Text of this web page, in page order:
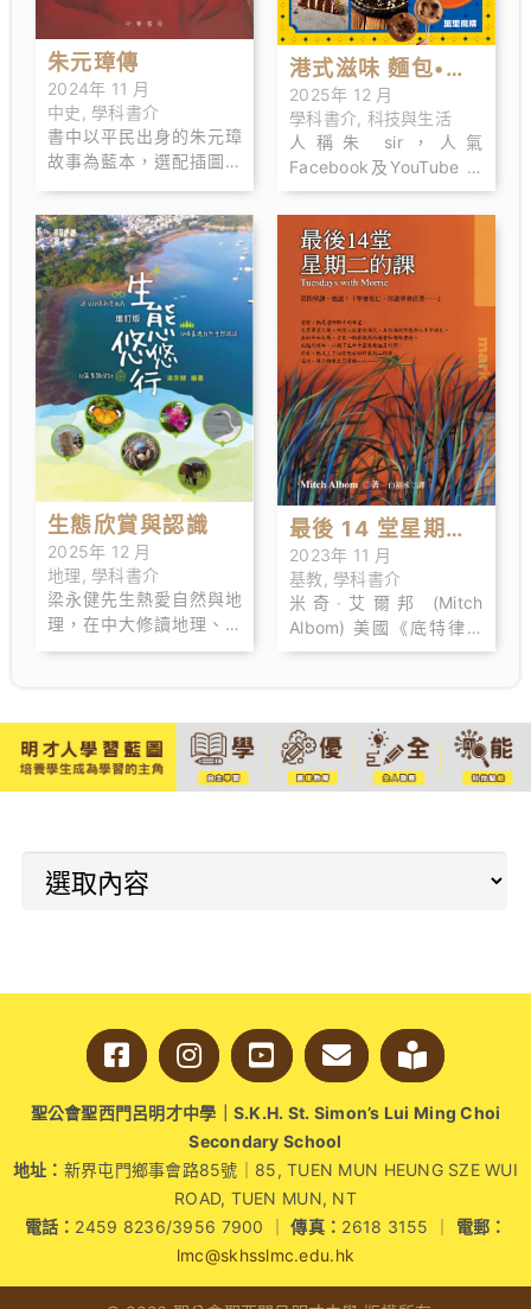
朱元璋傳
2024年 11 月
中史, 學科書介
書中以平民出身的朱元璋
故事為藍本，選配插圖，
重新出版。當年的吳晗，
思想自 由，文思活潑，在
他筆下，一個歷經磨難的
小乞丐和勇毅果決的紅軍
統帥，它是關於了 解明初
歷史和明太祖朱元璋的經
典之作。
港式滋味 麵包•西
餅•傳統小吃做起
來
2025年 12 月
學科書介, 科技與生活
人稱朱 sir，人氣
Facebook及YouTube 頻
道「Chef Chu's
Kitchen」主人，
Facebook有逾31萬追蹤
者，YouTube 訂閱人數高
達27萬。
生態欣賞與認識
2025年 12 月
地理 , 學科書介
梁永健先生熱愛自然與地
理，在中大修讀地理、浸
大修讀通識。他投身環境
地理學會副主席等職，積
極推動地理及公眾環境教
育發展。
最後 14 堂星期二
的課
2023年 11 月
基教, 學科書介
米奇‧艾爾邦 (Mitch
Albom) 美國《底特律自
由報》體育記者，曾十度
WJR 電台主持體育節目主
持。著 作有：《最後 14
堂星期二的課》、《在天
聖公會聖西門呂明才中學｜S.K.H. St. Simon’s Lui Ming Choi
Secondary School
地址： 新界屯門鄉事會路85號｜85, TUEN MUN HEUNG SZE WUI
ROAD, TUEN MUN, NT
電話： 2459 8236/3956 7900 ｜傳真： 2618 3155 ｜ 電郵：
lmc@skhsslmc.edu.hk